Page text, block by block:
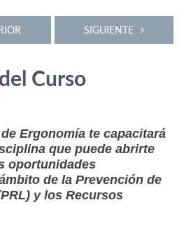
SIGUIENTE
Curso
Ergonomía te capacitará
que puede abrirte
oportunidades
de la Prevención de
y los Recursos